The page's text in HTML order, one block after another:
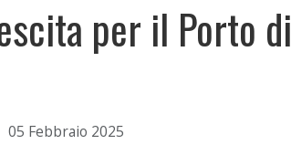
per il Porto di
05 Febbraio 2025